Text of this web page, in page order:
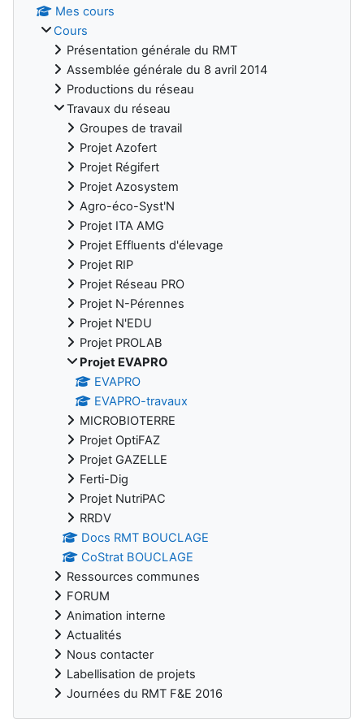
Mes cours
Cours
Présentation générale du RMT
Assemblée générale du 8 avril 2014
Productions du réseau
Travaux du réseau
Groupes de travail
Projet Azofert
Projet Régifert
Projet Azosystem
Agro-éco-Syst'N
Projet ITA AMG
Projet Effluents d'élevage
Projet RIP
Projet Réseau PRO
Projet N-Pérennes
Projet N'EDU
Projet PROLAB
Projet EVAPRO
EVAPRO
EVAPRO-travaux
MICROBIOTERRE
Projet OptiFAZ
Projet GAZELLE
Ferti-Dig
Projet NutriPAC
RRDV
Docs RMT BOUCLAGE
CoStrat BOUCLAGE
Ressources communes
FORUM
Animation interne
Actualités
Nous contacter
Labellisation de projets
Journées du RMT F&E 2016